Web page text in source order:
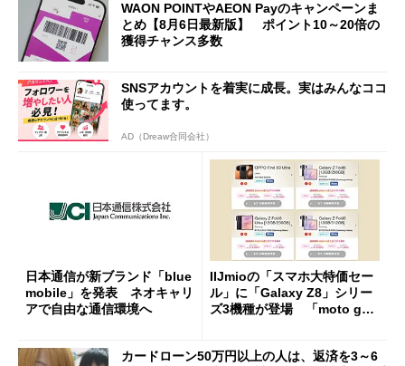
WAON POINTやAEON Payのキャンペーンま
とめ【8月6日最新版】 ポイント10～20倍の
獲得チャンス多数
SNSアカウントを着実に成長。実はみんなココ
使ってます。
AD（Dreaw合同会社）
日本通信が新ブランド「blue
mobile」を発表 ネオキャリ
アで自由な通信環境へ
IIJmioの「スマホ大特価セー
ル」に「Galaxy Z8」シリー
ズ3機種が登場 「moto g37
カードローン50万円以上の人は、返済を3～6